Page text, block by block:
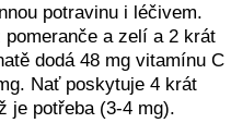
potravinu i léčivem.
pomeranče a zelí a 2 krát
dodá 48 mg vitamínu C
Nať poskytuje 4 krát
je potřeba (3-4 mg).